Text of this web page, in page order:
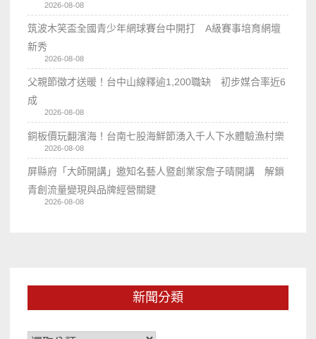
2026-08-08
筑波木笑盃全國青少年網球賽台中開打 A級賽事培育網壇
新秀
2026-08-08
父親節徵才送暖！台中山線釋逾1,200職缺 初步媒合率近6
成
2026-08-08
銅板價玩翻濱海！台南七股海鮮節湧入千人下水體驗漁村樂
2026-08-08
屏縣府「大師開講」邀知名藝人暨創業家詹子晴開講 解鎖
青創流量變現與品牌經營關鍵
2026-08-08
新聞分類